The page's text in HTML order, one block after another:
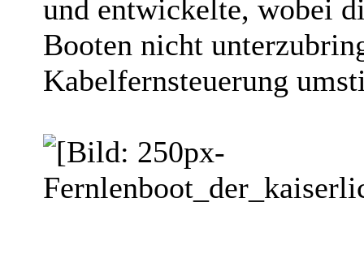
und entwickelte, wobei
Booten nicht
Kabelfernsteuerung